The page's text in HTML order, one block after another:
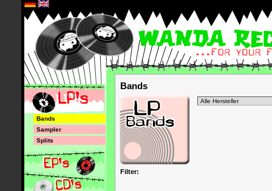
Bands
Sampler
Splits
Bands
Filter: